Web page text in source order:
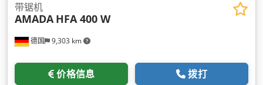
德国 9,303 km
带锯机
AMADA HFA 400 W
价格信息 拨打